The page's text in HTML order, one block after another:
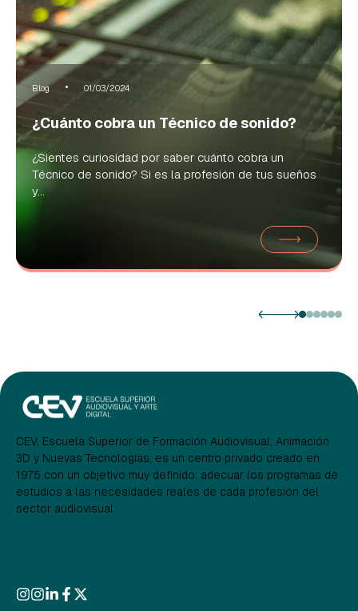
Blog 01/03/2024
¿Cuánto cobra un Técnico de sonido?
¿Sientes curiosidad por saber cuánto cobra un
Técnico de sonido? Si es la profesión de tus sueños
y...
CEV, Escuela Superior de Formación Audiovisual, Animación
3D y Nuevas Tecnologías, es un centro privado creado en
1975 con un objetivo muy definido: adecuar los programas de
estudios a las necesidades reales de cada profesión del
sector audiovisual.